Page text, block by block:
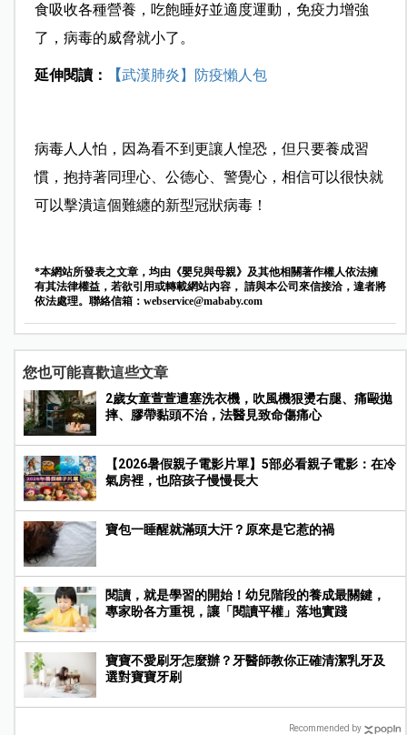
食吸收各種營養，吃飽睡好並適度運動，免疫力增強
了，病毒的威脅就小了。
延伸閱讀： 【武漢肺炎】防疫懶人包
病毒人人怕，因為看不到更讓人惶恐，但只要養成習
慣，抱持著同理心、公德心、警覺心，相信可以很快就
可以擊潰這個難纏的新型冠狀病毒！
*本網站所發表之文章，均由《嬰兒與母親》及其他相關著作權人依法擁
有其法律權益，若欲引用或轉載網站內容， 請與本公司來信接洽，違者將
依法處理。聯絡信箱： webservice@mababy.com
您也可能喜歡這些文章
2歲女童萱萱遭塞洗衣機，吹風機狠燙右腿、痛毆拋
摔、膠帶黏頭不治，法醫見致命傷痛心
【2026暑假親子電影片單】5部必看親子電影：在冷
氣房裡，也陪孩子慢慢長大
寶包一睡醒就滿頭大汗？原來是它惹的禍
閱讀，就是學習的開始！幼兒階段的養成最關鍵，
專家盼各方重視，讓「閱讀平權」落地實踐
寶寶不愛刷牙怎麼辦？牙醫師教你正確清潔乳牙及
選對寶寶牙刷
Recommended by